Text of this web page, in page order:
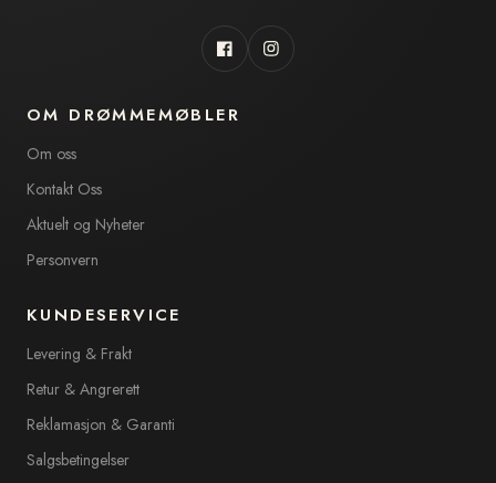
FacebookInstagram
OM DRØMMEMØBLER
Om oss
Kontakt Oss
Aktuelt og Nyheter
Personvern
KUNDESERVICE
Levering & Frakt
Retur & Angrerett
Reklamasjon & Garanti
Salgsbetingelser